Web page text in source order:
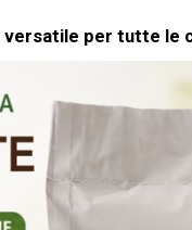
per tutte le